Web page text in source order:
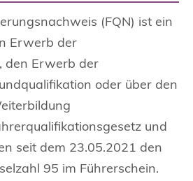
(FQN) ist ein
Erwerb der
den Erwerb der
oder über den
und
seit dem 23.05.2021 den
95 im Führerschein.